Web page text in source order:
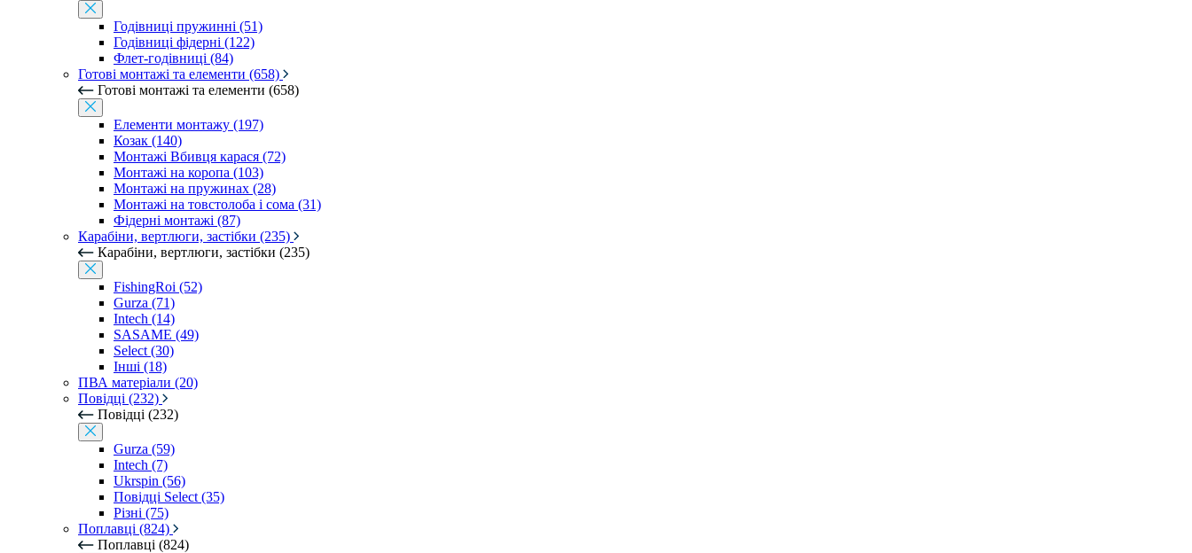
Годівниці пружинні (51)
Годівниці фідерні (122)
Флет-годівниці (84)
Готові монтажі та елементи (658)
Готові монтажі та елементи (658)
Елементи монтажу (197)
Козак (140)
Монтажі Вбивця карася (72)
Монтажі на коропа (103)
Монтажі на пружинах (28)
Монтажі на товстолоба і сома (31)
Фідерні монтажі (87)
Карабіни, вертлюги, застібки (235)
Карабіни, вертлюги, застібки (235)
FishingRoi (52)
Gurza (71)
Intech (14)
SASAME (49)
Select (30)
Інші (18)
ПВА матеріали (20)
Повідці (232)
Повідці (232)
Gurza (59)
Intech (7)
Ukrspin (56)
Повідці Select (35)
Різні (75)
Поплавці (824)
Поплавці (824)